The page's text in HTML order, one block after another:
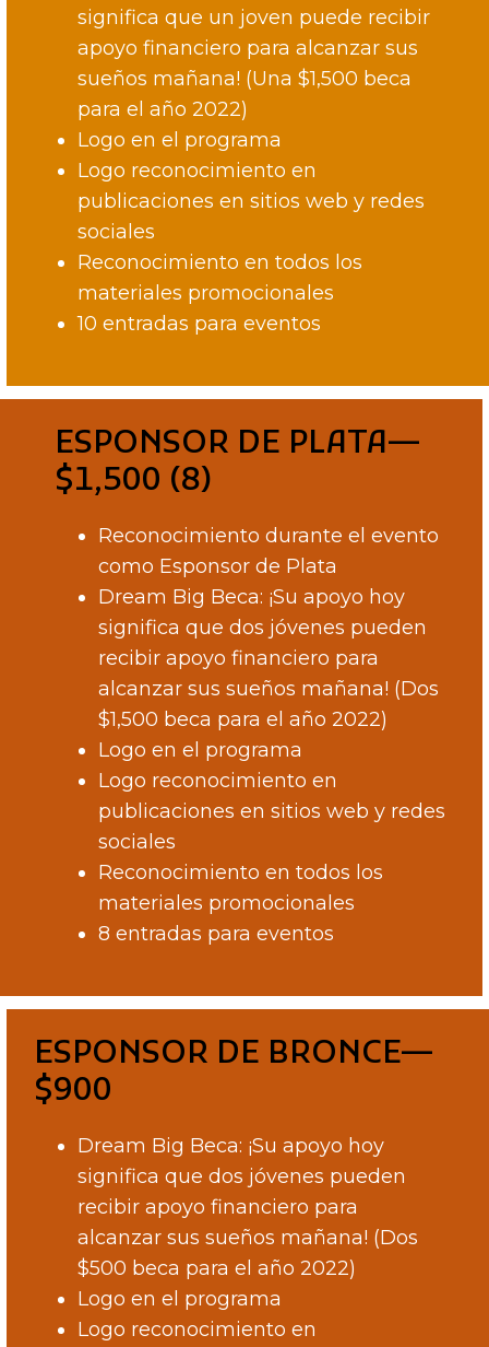
significa que un joven puede recibir
apoyo financiero para alcanzar sus
sueños mañana! (Una $1,500 beca
para el año 2022)
Logo en el programa
Logo reconocimiento en
publicaciones en sitios web y redes
sociales
Reconocimiento en todos los
materiales promocionales
10 entradas para eventos
ESPONSOR DE PLATA—
$1,500 (8)
Reconocimiento durante el evento
como Esponsor de Plata
Dream Big Beca: ¡Su apoyo hoy
significa que dos jóvenes pueden
recibir apoyo financiero para
alcanzar sus sueños mañana! (Dos
$1,500 beca para el año 2022)
Logo en el programa
Logo reconocimiento en
publicaciones en sitios web y redes
sociales
Reconocimiento en todos los
materiales promocionales
8 entradas para eventos
ESPONSOR DE BRONCE—
$900
Dream Big Beca: ¡Su apoyo hoy
significa que dos jóvenes pueden
recibir apoyo financiero para
alcanzar sus sueños mañana! (Dos
$500 beca para el año 2022)
Logo en el programa
Logo reconocimiento en